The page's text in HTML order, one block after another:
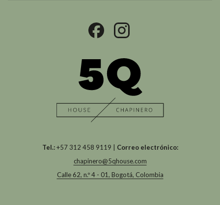
UNA
NUEVA
Tel.:+57 312 458 9119 | Correo electrónico:
chapinero@5qhouse.com
Calle 62, n.º 4 - 01, Bogotá, Colombia